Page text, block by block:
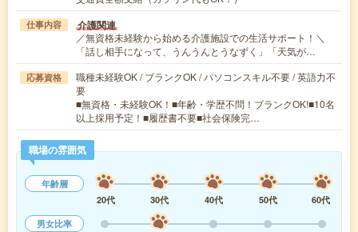
仕事内容 介護関連
／無資格未経験から始める介護施設での生活サポート！＼
「話し相手になって、うんうんとうなずく」「天気が…
応募資格
職種未経験OK / ブランクOK / パソコンスキル不要 / 英語力不
要
■無資格・未経験OK！■年齢・学歴不問！ブランクOK!■10名
以上採用予定！■履歴書不要■社会保険完…
職場の雰囲気
年齢層
20代
30代 40代 50代
60代
男女比率